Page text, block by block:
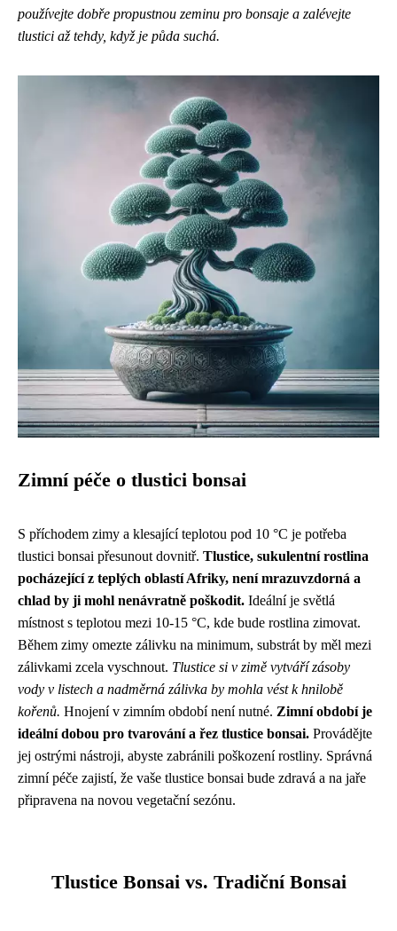
používejte dobře propustnou zeminu pro bonsaje a zalévejte
tlustici až tehdy, když je půda suchá.
Zimní péče o tlustici bonsai
S příchodem zimy a klesající teplotou pod 10 °C je potřeba
tlustici bonsai přesunout dovnitř. Tlustice, sukulentní rostlina
pocházející z teplých oblastí Afriky, není mrazuvzdorná a
chlad by ji mohl nenávratně poškodit. Ideální je světlá
místnost s teplotou mezi 10-15 °C, kde bude rostlina zimovat.
Během zimy omezte zálivku na minimum, substrát by měl mezi
zálivkami zcela vyschnout. Tlustice si v zimě vytváří zásoby
vody v listech a nadměrná zálivka by mohla vést k hnilobě
kořenů. Hnojení v zimním období není nutné. Zimní období je
ideální dobou pro tvarování a řez tlustice bonsai. Provádějte
jej ostrými nástroji, abyste zabránili poškození rostliny. Správná
zimní péče zajistí, že vaše tlustice bonsai bude zdravá a na jaře
připravena na novou vegetační sezónu.
Tlustice Bonsai vs. Tradiční Bonsai